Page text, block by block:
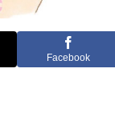
Facebook